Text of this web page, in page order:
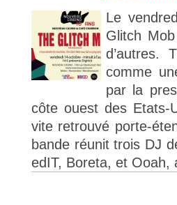
Le
Glitch
d’autres.
comme
par la
côte ouest des Etats-
vite retrouvé porte-
bande réunit trois DJ
edIT, Boreta, et Ooah,